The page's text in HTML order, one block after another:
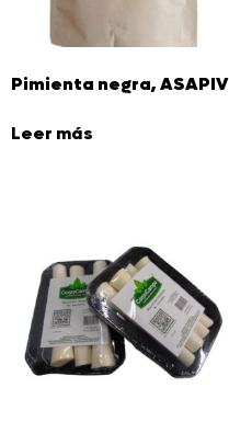
Pimienta negra, ASAPIV
Leer más